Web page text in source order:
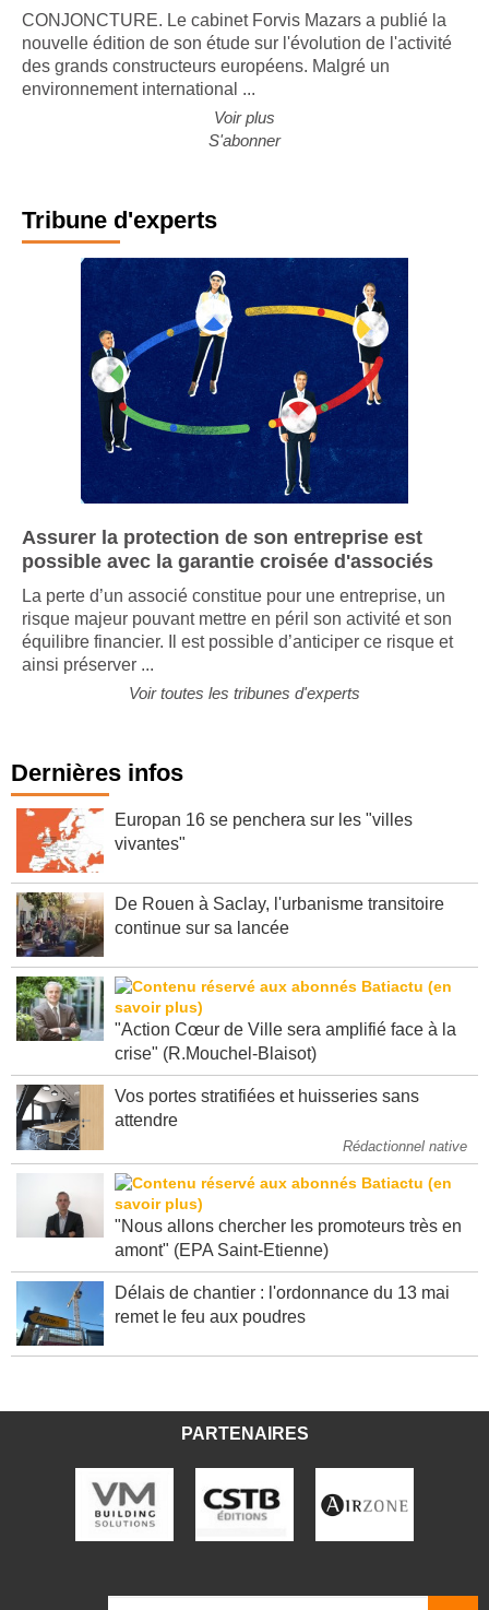
CONJONCTURE. Le cabinet Forvis Mazars a publié la
nouvelle édition de son étude sur l'évolution de l'activité
des grands constructeurs européens. Malgré un
Voir plus
Tribune d'experts
Assurer la protection de son entreprise est
possible avec la garantie croisée d'associés
La perte d’un associé constitue pour une entreprise, un
risque majeur pouvant mettre en péril son activité et son
équilibre financier. Il est possible d’anticiper ce risque et
Dernières infos
Europan 16 se penchera sur les "villes
De Rouen à Saclay, l'urbanisme transitoire
"Action Cœur de Ville sera amplifié face à la
Vos portes stratifiées et huisseries sans
Rédactionnel native
"Nous allons chercher les promoteurs très en
Délais de chantier : l'ordonnance du 13 mai